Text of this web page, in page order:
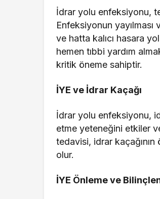
İdrar yolu enfeksiyonu,
Enfeksiyonun
ve hatta kalıcı hasara
hemen tıbbi yardım
kritik öneme sahiptir.
İYE ve İdrar Kaçağı
İdrar yolu enfeksiyonu,
etme yeteneğini etkiler
tedavisi, idrar kaçağının
olur.
İYE Önleme ve